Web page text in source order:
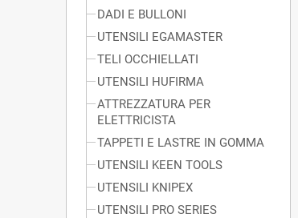
DADI E BULLONI
UTENSILI EGAMASTER
TELI OCCHIELLATI
UTENSILI HUFIRMA
ATTREZZATURA PER
ELETTRICISTA
TAPPETI E LASTRE IN GOMMA
UTENSILI KEEN TOOLS
UTENSILI KNIPEX
UTENSILI PRO SERIES